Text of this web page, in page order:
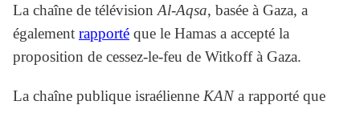
La chaîne de télévision Al-Aqsa, basée à Gaza, a
également rapporté que le Hamas a accepté la
proposition de cessez-le-feu de Witkoff à Gaza.
La chaîne publique israélienne KANa rapporté que